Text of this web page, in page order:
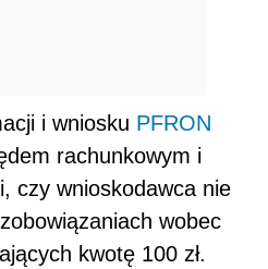
i wniosku PFRON
rachunkowym i
czy wnioskodawca nie
wobec
kwotę 100 zł.